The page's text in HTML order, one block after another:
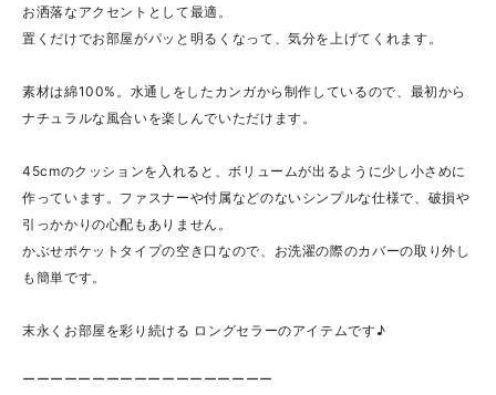
お洒落なアクセントとして最適。
置くだけでお部屋がパッと明るくなって、気分を上げてくれます。
素材は綿100%。水通しをしたカンガから制作しているので、最初から
ナチュラルな風合いを楽しんでいただけます。
45cmのクッションを入れると、ボリュームが出るように少し小さめに
作っています。ファスナーや付属などのないシンプルな仕様で、破損や
引っかかりの心配もありません。
かぶせポケットタイプの空き口なので、お洗濯の際のカバーの取り外し
も簡単です。
末永くお部屋を彩り続ける ロングセラーのアイテムです♪
ーーーーーーーーーーーーーーーーーー